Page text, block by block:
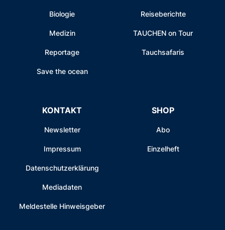
Biologie
Medizin
Reportage
Save the ocean
Reiseberichte
TAUCHEN on Tour
Tauchsafaris
KONTAKT
Newsletter
Impressum
Datenschutzerklärung
Mediadaten
Meldestelle Hinweisgeber
SHOP
Abo
Einzelheft